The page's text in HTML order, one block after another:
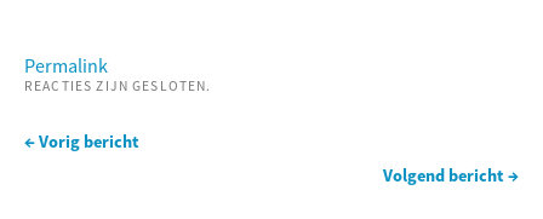
Permalink
REACTIES ZIJN GESLOTEN.
← Vorig bericht
Volgend bericht →